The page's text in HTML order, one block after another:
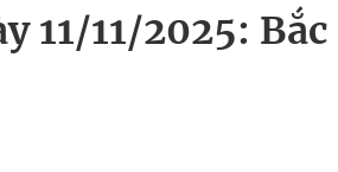
quốc
mới của Việt Nam
hai cấp trong quản lý hoạt động
11/11/2025: